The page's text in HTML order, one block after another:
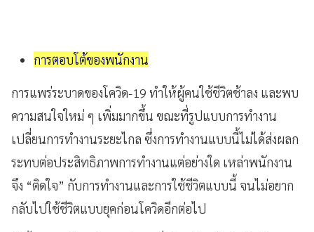
การตอบโต้ของพนักงาน
การแพร่ระบาดของโควิด-19 ทำให้ผู้คนใช้ชีวิตช้าลง และพบ
ความสนใจใหม่ ๆ เพิ่มมากขึ้น ขณะที่รูปแบบการทำงาน
เปลี่ยนการทำงานระยะไกล ซึ่งการทำงานแบบนี้ไม่ได้ส่งผลก
ระทบต่อประสิทธิภาพการทำงานแต่อย่างใด เหล่าพนักงาน
จึง “ติดใจ” กับการทำงานและการใช้ชีวิตแบบนี้ จนไม่อยาก
กลับไปใช้ชีวิตแบบยุคก่อนโควิดอีกต่อไป